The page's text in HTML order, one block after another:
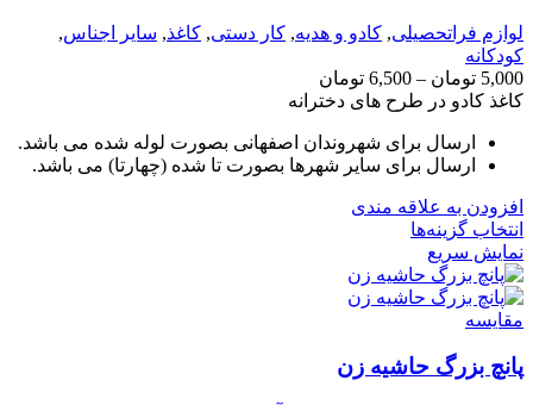
لوازم فراتحصیلی, کادو و هدیه, کار دستی, کاغذ, سایر اجناس,
کودکانه
5,000 تومان –
6,500 تومان
کاغذ کادو در طرح های دخترانه
ارسال برای شهروندان اصفهانی بصورت لوله شده می باشد.
ارسال برای سایر شهرها بصورت تا شده (چهارتا) می باشد.
افزودن به علاقه مندی
انتخاب گزینه‌ها
نمایش سریع
مقايسه
پانچ بزرگ حاشیه زن